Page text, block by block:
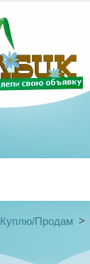
Куплю/Продам >